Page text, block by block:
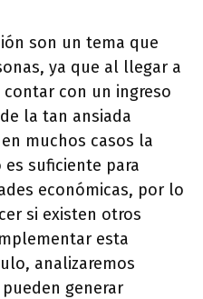
son un tema que
ya que al llegar a
con un ingreso
la tan ansiada
muchos casos la
suficiente para
económicas, por lo
si existen otros
esta
analizaremos
generar